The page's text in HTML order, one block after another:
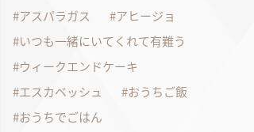
アスパラガス
アヒージョ
いつも一緒にいてくれて有難う
ウィークエンドケーキ
エスカベッシュ
おうちご飯
おうちでごはん